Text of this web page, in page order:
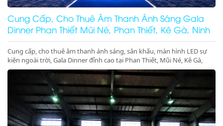
Cung Cấp, Cho Thuê Âm Thanh Ánh Sáng Gala
Dinner Phan Thiết Mũi Né, Phan Thiết, Kê Gà, Ninh
Thuận
Cung cấp, cho thuê âm thanh ánh sáng, sân khấu, màn hình LED sự
kiện ngoài trời, Gala Dinner đỉnh cao tại Phan Thiết, Mũi Né, Kê Gà,
Ninh Thuận, Ninh Chữ, Vĩnh Hy. Thiết bị hiện đại, giá cực tốt. Gọi ngay
nhận ưu đãi lớn!